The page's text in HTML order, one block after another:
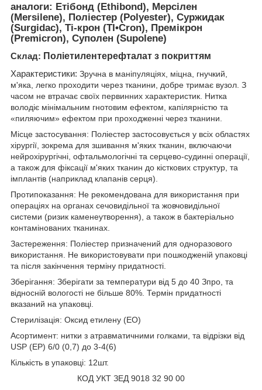
аналоги: Етібонд (Ethibond), Мерсілен
(Mersilene), Поліестер (Polyester), Суржидак
(Surgidac), Ті-крон (TI•Cron), Премікрон
(Premicron), Суполен (Supolene)
Склад: Поліетилентерефталат з покриттям
Характеристики: Зручна в маніпуляціях, міцна, гнучкий,
м'яка, легко проходити через тканини, добре тримає вузол. З
часом не втрачає своїх первинних характеристик. Нитка
володіє мінімальним гнотовим ефектом, капілярністю та
«пиляючим» ефектом при проходженні через тканини.
Місце застосування: Поліестер застосовується у всіх областях
хірургії, зокрема для зшивання м'яких тканин, включаючи
нейрохірургічні, офтальмологічні та серцево-судинні операції,
а також для фіксації м'яких тканин до кісткових структур, та
імплантів (наприклад клапанів серця).
Протипоказання: Не рекомендована для використання при
операціях на органах сечовидільної та жовчовидільної
системи (ризик каменеутворення), а також в бактеріально
контамінованих тканинах.
Застереження: Поліестер призначений для одноразового
використання. Не використовувати при пошкодженій упаковці
та після закінчення терміну придатності.
Зберігання: Зберігати за температури від 5 до 40 Зпро , та
відносній вологості не більше 80%. Термін придатності
вказаний на упаковці.
Стерилізація: Оксид етилену (ЕО)
Асортимент: нитки з атравматичними голками, та відрізки від
USP (EP) 6/0 (0,7) до 3-4(6)
Кількість в упаковці: 12шт.
КОД УКТ ЗЕД 9018 32 90 00